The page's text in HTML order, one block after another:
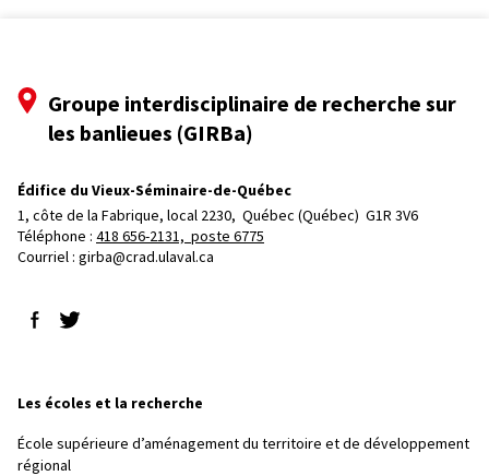
Groupe interdisciplinaire de recherche sur
les banlieues (GIRBa)
Édifice du Vieux-Séminaire-de-Québec
1, côte de la Fabrique, local 2230, Québec (Québec)  G1R 3V6
Téléphone : 418 656-2131, poste 6775
Courriel : girba@crad.ulaval.ca
Suivez-nous sur Facebook
Suivez-nous sur Twitter
Les écoles et la recherche
École supérieure d’aménagement du territoire et de développement
régional